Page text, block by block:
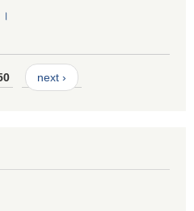
next ›